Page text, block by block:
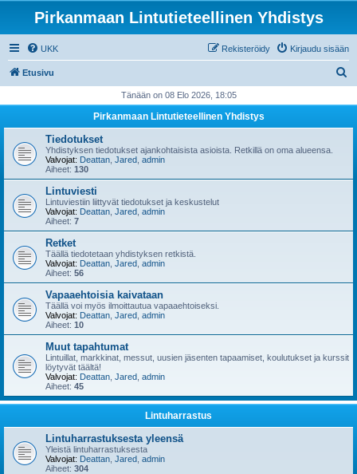
Pirkanmaan Lintutieteellinen Yhdistys
UKK Kirjaudu sisään
Rekisteröidy
Etusivu
i
Tänään on 08 Elo 2026, 18:05
Pirkanmaan Lintutieteellinen Yhdistys
Tiedotukset
Yhdistyksen tiedotukset ajankohtaisista asioista. Retkillä on oma alueensa.
Valvojat: Deattan Jared admin
Aiheet: 130
Lintuviesti
Lintuviestiin liittyvät tiedotukset ja keskustelut
Valvojat: Deattan Jared admin
Aiheet: 7
Retket
Täällä tiedotetaan yhdistyksen retkistä.
Valvojat: Deattan Jared admin
Aiheet: 56
Vapaaehtoisia kaivataan
Täällä voi myös ilmoittautua vapaaehtoiseksi.
Valvojat: Deattan Jared admin
Aiheet: 10
Muut tapahtumat
Lintuillat, markkinat, messut, uusien jäsenten tapaamiset, koulutukset ja kurssit
löytyvät täältä!
Valvojat: Deattan Jared admin
Aiheet: 45
Lintuharrastus
Lintuharrastuksesta yleensä
Yleistä lintuharrastuksesta
Valvojat: Deattan Jared admin
Aiheet: 304